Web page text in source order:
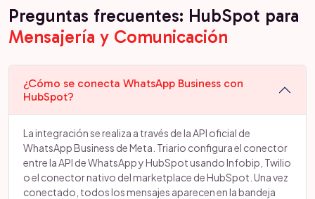
Preguntas frecuentes: HubSpot para
Mensajería y Comunicación
¿Cómo se conecta WhatsApp Business con
HubSpot?
La integración se realiza a través de la API oficial de
WhatsApp Business de Meta. Triario configura el conector
entre la API de WhatsApp y HubSpot usando Infobip, Twilio
o el conector nativo del marketplace de HubSpot. Una vez
conectado, todos los mensajes aparecen en la bandeja